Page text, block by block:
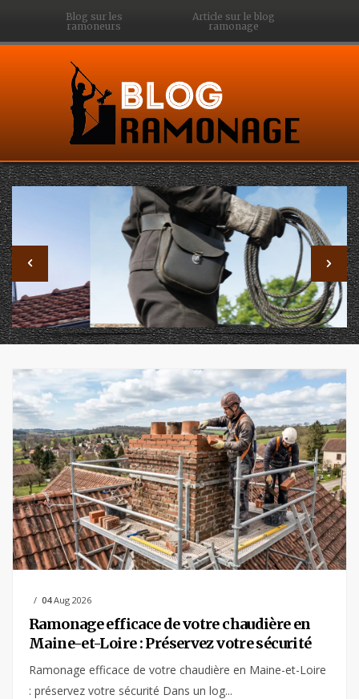
Blog sur les
ramoneurs
Article sur le blog
ramonage
04Aug 2026
Ramonage efficace de votre chaudière en
Maine-et-Loire : Préservez votre sécurité
Ramonage efficace de votre chaudière en Maine-et-Loire
: préservez votre sécurité Dans un log...